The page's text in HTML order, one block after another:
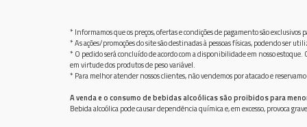
Rugol
Salon Line
Seda
Sensitive
* Informamos que os preços, ofertas e condições de pagamento são
* As ações/promoções do site são destinadas à pessoas físicas, podendo ser
* O pedido será concluído de acordo com a disponibilidade em nosso
em virtude dos produtos de peso variável.
* Para melhor atender nossos clientes, não vendemos por atacado e
A venda e o consumo de bebidas alcoólicas são proibidos para
Bebida alcoólica pode causar dependência química e, em excesso, provoca